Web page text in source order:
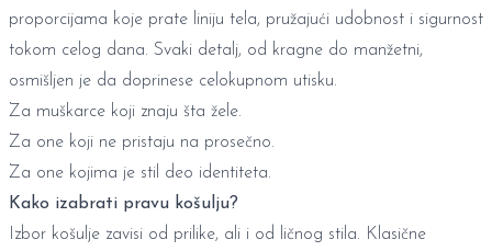
proporcijama koje prate liniju tela, pružajući udobnost i sigurnost
tokom celog dana. Svaki detalj, od kragne do manžetni,
osmišljen je da doprinese celokupnom utisku.
Za muškarce koji znaju šta žele.
Za one koji ne pristaju na prosečno.
Za one kojima je stil deo identiteta.
Kako izabrati pravu košulju?
Izbor košulje zavisi od prilike, ali i od ličnog stila. Klasične